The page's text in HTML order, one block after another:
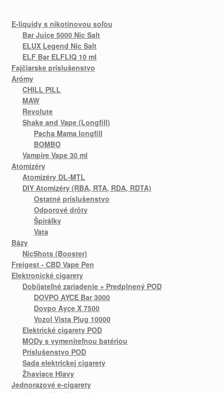
E-liquidy s nikotínovou soľou
Bar Juice 5000 Nic Salt
ELUX Legend Nic Salt
ELF Bar ELFLIQ 10 ml
Fajčiarske príslušenstvo
Arómy
CHILL PILL
MAW
Revolute
Shake and Vape (Longfill)
Pacha Mama longfill
BOMBO
Vampire Vape 30 ml
Atomizéry
Atomizéry DL-MTL
DIY Atomizéry (RBA, RTA, RDA, RDTA)
Ostatné príslušenstvo
Odporové drôty
Špirálky
Vata
Bázy
NicShots (Booster)
Freigest - CBD Vape Pen
Elektronické cigarety
Dobíjateľné zariadenie + Predplnený POD
DOVPO AYCE Bar 3000
Dovpo Ayce X 7500
Vozol Vista Plug 10000
Elektrické cigarety POD
MODy s vymeniteľnou batériou
Príslušenstvo POD
Sada elektrickej cigarety
Žhaviace Hlavy
Jednorazové e-cigarety